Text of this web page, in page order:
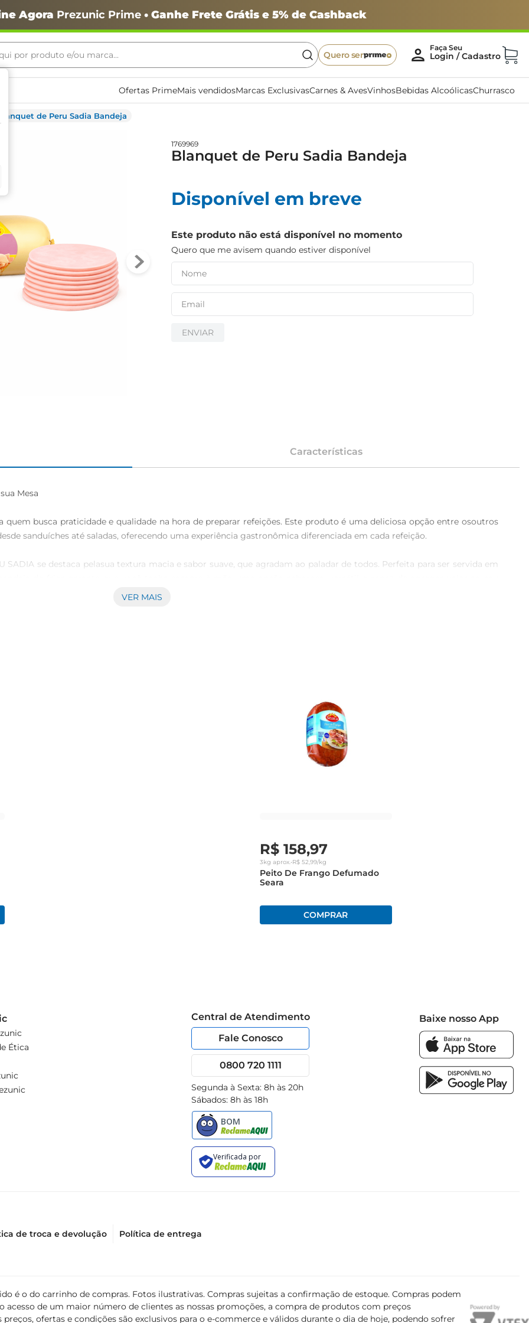
Agora Prezunic Prime• Ganhe Frete Grátis e 5% de Cashback
por produto e/ou marca...
Quero ser
Ofertas PrimeMais vendidosMarcas ExclusivasCarnes & AvesVinhosBebidas AlcoólicasChurrasco
Blanquet de Peru Sadia Bandeja
1769969
Blanquet de Peru Sadia Bandeja
Disponível em breve
Este produto não está disponível no momento
Quero que me avisem quando estiver disponível
ENVIAR
Características
Mesa
quem busca praticidade e qualidade na hora de preparar refeições. Este produto é uma deliciosa opção entre osoutros
sanduíches até saladas, oferecendo uma experiência gastronômica diferenciada em cada refeição.
SADIA se destaca pelasua textura macia e sabor suave, que agradam ao paladar de todos. Perfeita para ser servida em
VER MAIS
R$ 158,97
3kg aprox.•R$ 52,99/kg
Peito De Frango Defumado
Seara
Ética
Central de Atendimento
Fale Conosco
0800 720 1111
Segunda à Sexta: 8h às 20h
Sábados: 8h às 18h
Baixe nosso App
de troca e devolução Política de entrega
é o do carrinho de compras. Fotos ilustrativas. Compras sujeitas a confirmação de estoque. Compras podem
acesso de um maior número de clientes as nossas promoções, a compra de produtos com preços
ofertas e condições são exclusivos para o e-commerce e válidos durante o dia de hoje, podendo sofrer
buscados